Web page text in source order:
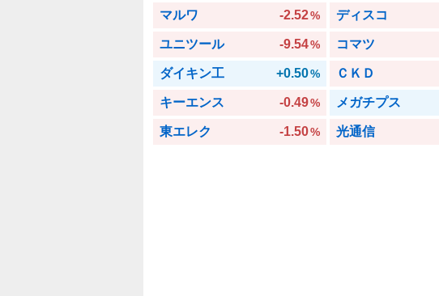
マルワ
-2.52% ディスコ
ユニツール -9.54% コマツ
ダイキン工 +0.50% ＣＫＤ
キーエンス -0.49% メガチプス
東エレク -1.50% 光通信